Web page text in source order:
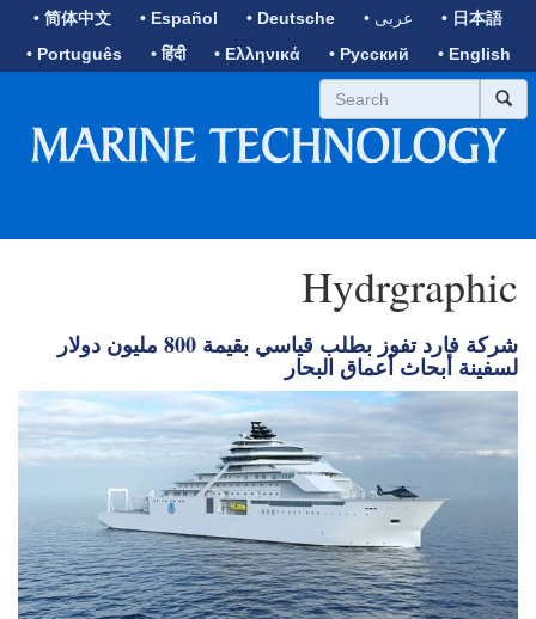
• 简体中文 • Español • Deutsche • عربى
• 日本語
• Português
• हिंदी • Ελληνικά • Русский • English
Hydrgraphic
شركة فارد تفوز بطلب قياسي بقيمة 800 مليون دولار
لسفينة أبحاث أعماق البحار